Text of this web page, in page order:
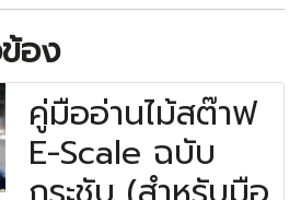
อง
คู่มืออ่านไม้สต๊าฟ
E-Scale ฉบับ